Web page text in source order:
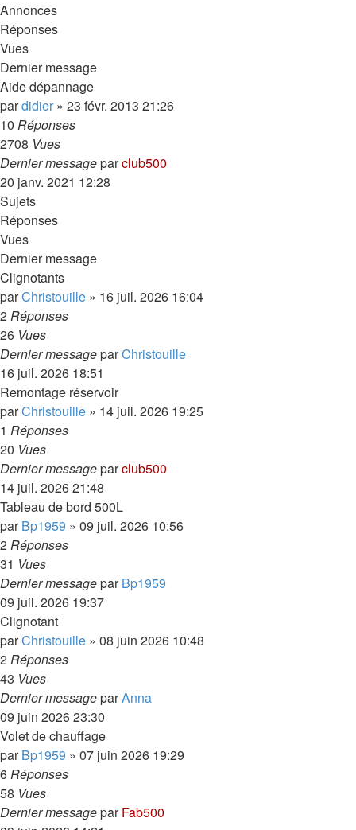
Annonces
Réponses
Vues
Dernier message
Aide dépannage
pardidier » 23 févr. 2013 21:26
10 Réponses
2708 Vues
Dernier messageparclub500
20 janv. 2021 12:28
Sujets
Réponses
Vues
Dernier message
Clignotants
parChristouille » 16 juil. 2026 16:04
2Réponses
26 Vues
Dernier messageparChristouille
16 juil. 2026 18:51
Remontage réservoir
parChristouille » 14 juil. 2026 19:25
1 Réponses
20 Vues
Dernier messageparclub500
14 juil. 2026 21:48
Tableau de bord 500L
parBp1959 » 09 juil. 2026 10:56
2Réponses
31 Vues
Dernier messageparBp1959
09 juil. 2026 19:37
Clignotant
parChristouille » 08 juin 2026 10:48
2Réponses
43 Vues
Dernier messageparAnna
09 juin 2026 23:30
Volet de chauffage
parBp1959 » 07 juin 2026 19:29
6Réponses
58 Vues
Dernier messageparFab500